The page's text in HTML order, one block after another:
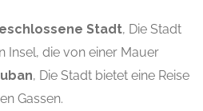
Stadt, Die Stadt
Insel, die von einer Mauer
, Die Stadt bietet eine Reise
Gassen.